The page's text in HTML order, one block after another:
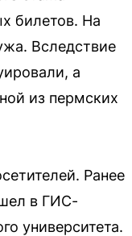
билетов. На
Вследствие
а
из пермских
Ранее
в ГИС-
университета.